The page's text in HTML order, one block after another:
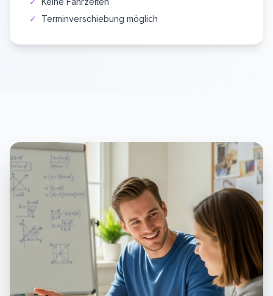
✓
Terminverschiebung möglich